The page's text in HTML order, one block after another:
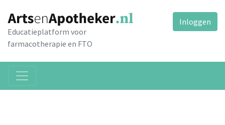
Educatieplatform voor
farmacotherapie en FTO
Inloggen